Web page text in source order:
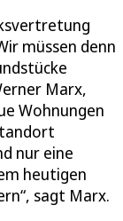
müssen denn
Marx,
Wohnungen
nur eine
heutigen
sagt Marx.